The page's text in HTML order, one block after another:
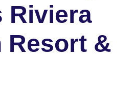
Riviera
Resort &